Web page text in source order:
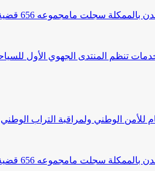
تنظم المنتدى الجهوي الأول
للأمن الوطني ولمراقبة التراب الوطني